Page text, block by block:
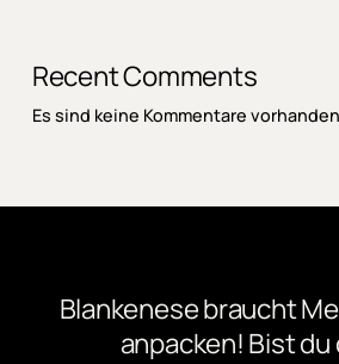
Recent Comments
Es sind keine Kommentare
Blankenesebraucht
anpacken! Bistdu